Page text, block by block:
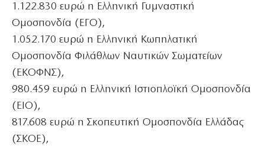
1.122.830 ευρώ η Ελληνική Γυμναστική
Ομοσπονδία (ΕΓΟ),
1.052.170 ευρώ η Ελληνική Κωπηλατική
Ομοσπονδία Φιλάθλων Ναυτικών Σωματείων
(ΕΚΟΦΝΣ),
980.459 ευρώ η Ελληνική Ιστιοπλοϊκή Ομοσπονδία
(ΕΙΟ),
817.608 ευρώ η Σκοπευτική Ομοσπονδία Ελλάδας
(ΣΚΟΕ),